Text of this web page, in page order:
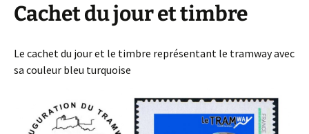
Cachet du jour et timbre
Le cachet du jour et le timbre représentant le tramway avec
sa couleur bleu turquoise